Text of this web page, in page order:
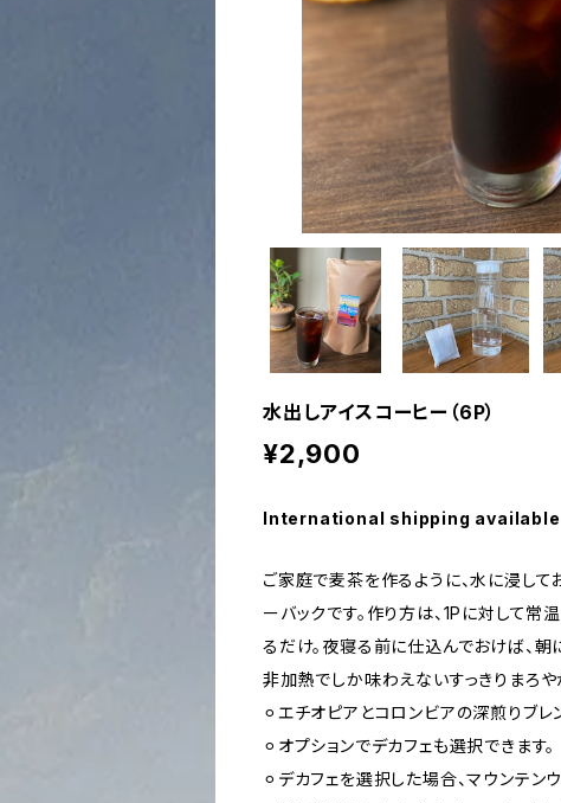
水出しアイスコーヒー（6P）
¥2,900
International shipping available
ご家庭で麦茶を作るように、水に浸し
ーバックです。作り方は、1Pに対して
るだけ。夜寝る前に仕込んでおけば、朝
非加熱でしか味わえないすっきりまろ
⚪︎エチオピアとコロンビアの深煎りブレ
⚪︎オプションでデカフェも選択できます。
⚪︎デカフェを選択した場合、マウンテ